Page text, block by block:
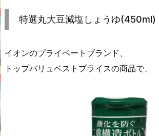
特選丸大豆減塩しょうゆ(450ml)
イオンのプライベートブランド、
トップバリュベストプライスの商品で、